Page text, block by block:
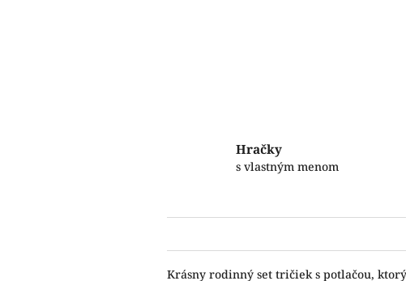
Hračky
s vlastným menom
Krásny rodinný set tričiek s potlačou,